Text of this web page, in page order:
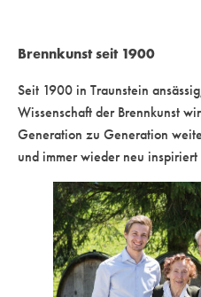
Brennkunst seit 1900
Seit 1900 in Traunstein
Wissenschaft der Brennkunst
Generation zu Generation
und immer wieder neu